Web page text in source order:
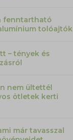
fenntartható
tolóajtók
– tények és
nem ültettél
ötletek kerti
már tavasszal